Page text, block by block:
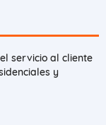
servicio al cliente
y